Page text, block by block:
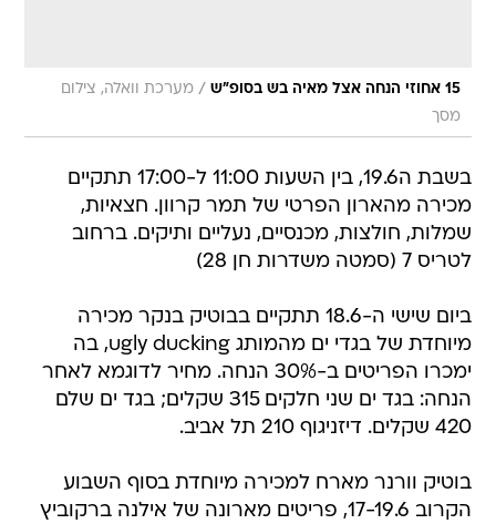
15 אחוזי הנחה אצל מאיה בש בסופ"ש / מערכת וואלה, צילום
מסך
בשבת ה19.6, בין השעות 11:00 ל-17:00 תתקיים
מכירה מהארון הפרטי של תמר קרוון. חצאיות,
שמלות, חולצות, מכנסיים, נעליים ותיקים. ברחוב
לטריס 7 (סמטה משדרות חן 28)
ביום שישי ה-18.6 תתקיים בבוטיק בנקר מכירה
מיוחדת של בגדי ים מהמותג ugly ducking, בה
ימכרו הפריטים ב-30% הנחה. מחיר לדוגמא לאחר
הנחה: בגד ים שני חלקים 315 שקלים; בגד ים שלם
420 שקלים. דיזניגוף 210 תל אביב.
בוטיק וורנר מארח למכירה מיוחדת בסוף השבוע
הקרוב 17-19.6, פריטים מארונה של אילנה ברקוביץ